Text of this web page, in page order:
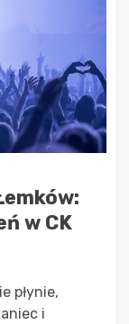
w CK
płynie,
i